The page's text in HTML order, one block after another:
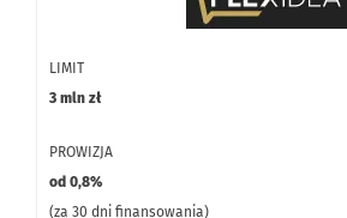
Oferta skierowana głównie do firm o
LIMIT
3 mln zł
PROWIZJA
od 0,8%
(za 30 dni finansowania)